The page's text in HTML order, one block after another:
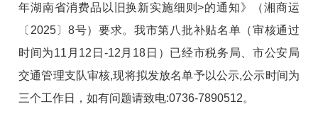
年湖南省消费品以旧换新实施细则>的通知》（湘商运
〔2025〕8号）要求。我市第八批补贴名单（审核通过
时间为11月12日-12月18日）已经市税务局、市公安局
交通管理支队审核,现将拟发放名单予以公示,公示时间为
三个工作日，如有问题请致电:0736-7890512。